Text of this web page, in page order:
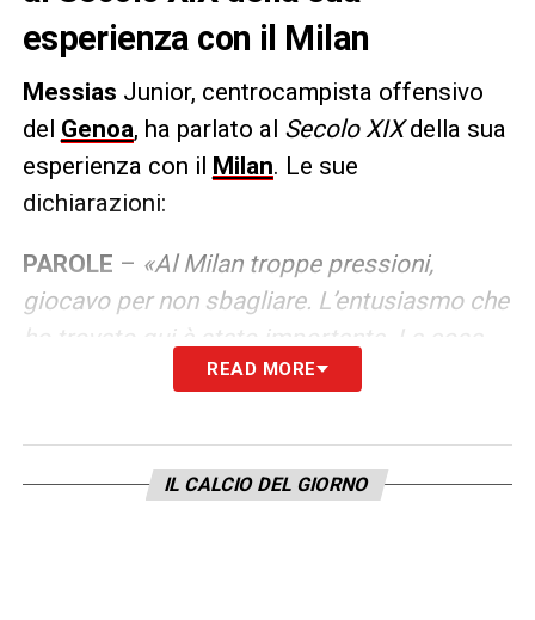
esperienza con il Milan
Messias Junior, centrocampista offensivo
del Genoa, ha parlato al Secolo XIXdella sua
esperienza con il Milan. Le sue
dichiarazioni:
PAROLE – «Al Milan troppe pressioni,
giocavo per non sbagliare. L’entusiasmo che
ho trovato qui è stato importante. La cosa
principale, però, è stata la voglia di tornare a
gioia di giocare, sei al top del top, però lì mi
sono reso conto di scendere in campo per
READ MORE
IL CALCIO DEL GIORNO